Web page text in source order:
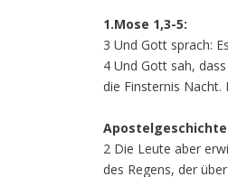
1.Mose 1,3-5:
3 Und Gott sprach:
4 Und Gott sah,
die Finsternis
Apostelgeschichte
2 Die Leute aber
des Regens, der